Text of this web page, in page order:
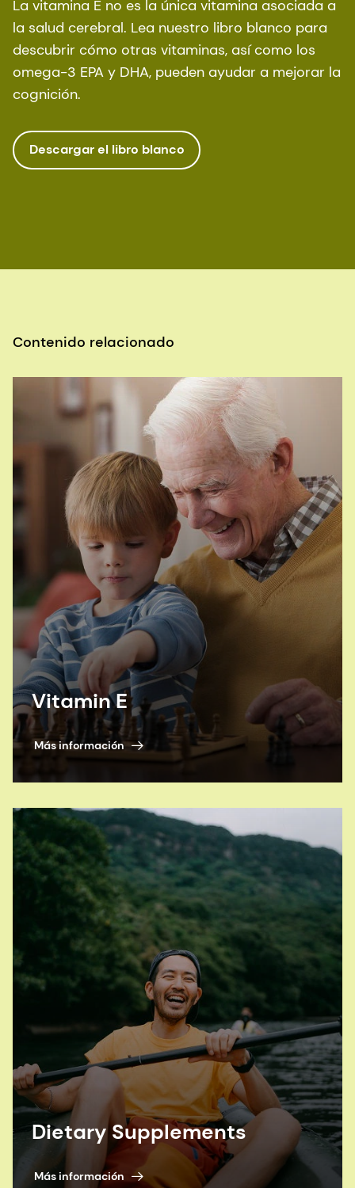
de septiembre de 2017).
La vitamina E no es la única vitamina asociada a
la salud cerebral. Lea nuestro libro blanco para
descubrir cómo otras vitaminas, así como los
omega-3 EPA y DHA, pueden ayudar a mejorar la
cognición.
Descargar el libro blanco
Contenido relacionado
Vitamin E
Más información
Dietary Supplements
Más información